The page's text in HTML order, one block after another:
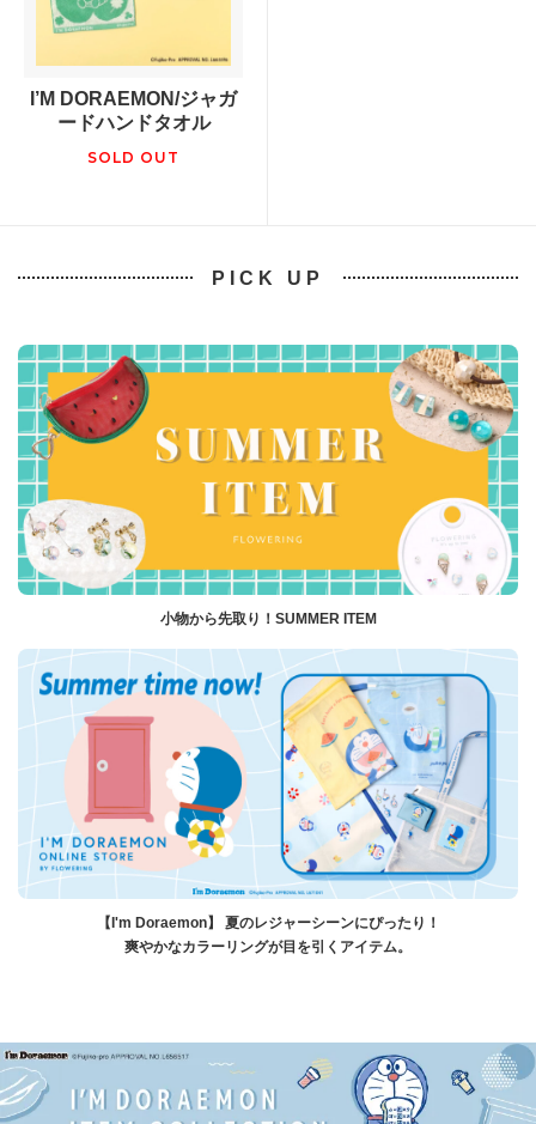
I’M DORAEMON/ジャガ
ードハンドタオル
SOLD OUT
PICK UP
小物から先取り！SUMMER ITEM
【I'm Doraemon】 夏のレジャーシーンにぴったり！
爽やかなカラーリングが目を引くアイテム。